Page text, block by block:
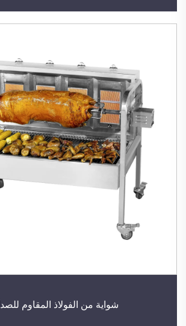
شواية من الفولاذ المقاوم للصدأ B6